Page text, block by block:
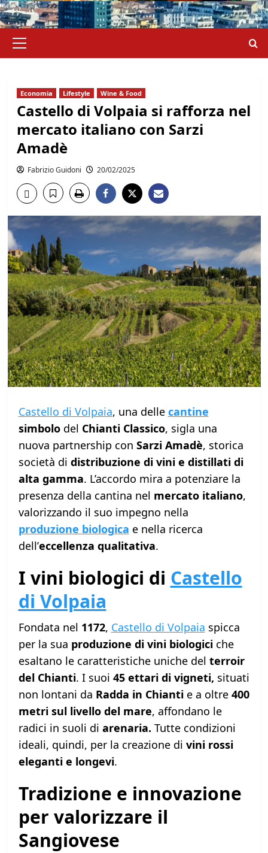
principale
Economia Lifestyle Wine & Food
Castello di Volpaia si rafforza nel
mercato italiano con Sarzi
Amadè
Fabrizio Guidoni 20/02/2025
Castello di Volpaia, una delle cantine
simbolodel Chianti Classico, sigla una
nuova partnership con Sarzi Amadè, storica
società di distribuzione di vini e distillati di
alta gamma. L’accordo mira a potenziare la
presenza della cantina nel mercato italiano,
valorizzando il suo impegno nella
produzione biologica e nella ricerca
dell’eccellenza qualitativa.
I vini biologici di Castello
di Volpaia
Fondata nel 1172, Castello di Volpaia spicca
per la sua produzione di vini biologiciche
esaltano le caratteristiche uniche del terroir
del Chianti. I suoi 45 ettari di vigneti, situati
non lontani da Radda in Chiantie a oltre 400
metri sul livello del mare, affondano le
radici in suoli di arenaria. Tutte condizioni
ideali, quindi, per la creazione di vini rossi
eleganti e longevi.
Tradizione e innovazione
per valorizzare il
Sangiovese